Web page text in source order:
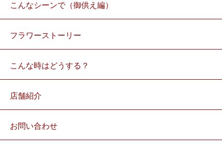
こんなシーンで（御供え編）
フラワーストーリー
こんな時はどうする？
店舗紹介
お問い合わせ